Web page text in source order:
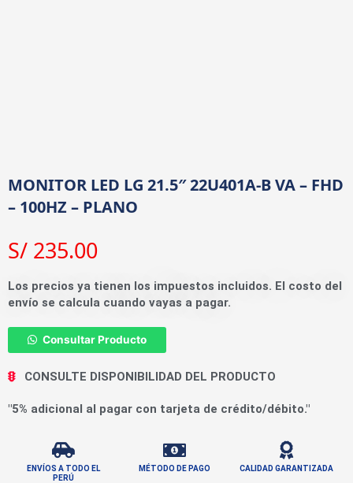
MONITOR LED LG 21.5″ 22U401A-B VA – FHD
– 100HZ – PLANO
S/ 235.00
Los precios ya tienen los impuestos incluidos. El costo del
envío se calcula cuando vayas a pagar.
Consultar Producto
CONSULTE DISPONIBILIDAD DEL PRODUCTO
"5% adicional al pagar con tarjeta de crédito/débito."
ENVÍOS A TODO EL
PERÚ
MÉTODO DE PAGO CALIDAD GARANTIZADA